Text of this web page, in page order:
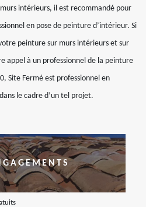
intérieurs, il est recommandé pour
en pose de peinture d’intérieur. Si
peinture sur murs intérieurs et sur
appel à un professionnel de la peinture
Site Fermé est professionnel en
le cadre d’un tel projet.